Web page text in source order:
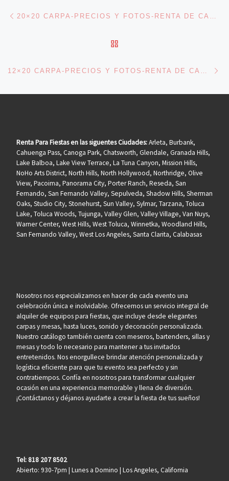
Post navigation
Renta Para Fiestas en las siguentes Ciudades:Arleta, Burbank,
Cahuenga Pass, Canoga Park, Chatsworth, Glendale, Granada Hills,
Lake Balboa, Lake View Terrace, La Tuna Canyon, Mission Hills,
NoHo Arts District, North Hills, North Hollywood, Northridge, Olive
View, Pacoima, Panorama City, Porter Ranch, Reseda, San
Fernando, San Fernando Valley, Sepulveda, Shadow Hills, Sherman
Oaks, Studio City, Stonehurst, Sun Valley, Sylmar, Tarzana, Toluca
Lake, Toluca Woods, Tujunga, Valley Glen, Valley Village, Van Nuys,
Warner Center, West Hills, West Toluca, Winnetka, Woodland Hills,
San Fernando Valley, West Los Angeles, Santa Clarita, Calabasas
Nosotros nos especializamos en hacer de cada evento una
celebración única e inolvidable. Ofrecemos un servicio integral de
alquiler de equipos para fiestas, que incluye desde elegantes
carpas y mesas, hasta luces, sonido y decoración personalizada.
Nuestro catálogo también cuenta con meseros, bartenders, sillas y
mesas y todo lo necesario para mantener a tus invitados
entretenidos. Nos enorgullece brindar atención personalizada y
logística eficiente para que tu evento sea perfecto y sin
contratiempos. Confía en nosotros para transformar cualquier
ocasión en una experiencia memorable y llena de diversión.
¡Contáctanos y déjanos ayudarte a crear la fiesta de tus sueños!
Tel: 818 207 8502
Abierto: 930-7pm | Lunes a Domino | Los Angeles, California